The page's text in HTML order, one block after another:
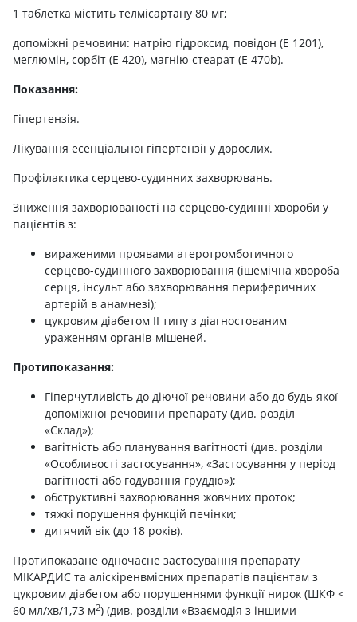
1 таблетка містить телмісартану 80 мг;
допоміжні речовини: натрію гідроксид, повідон (Е 1201),
меглюмін, сорбіт (Е 420), магнію стеарат (Е 470b).
Гіпертензія.
Лікування есенціальної гіпертензії у дорослих.
Профілактика серцево-судинних захворювань.
Зниження захворюваності на серцево-судинні хвороби у
пацієнтів з:
вираженими проявами атеротромботичного
серцево-судинного захворювання (ішемічна хвороба
серця, інсульт або захворювання периферичних
артерій в анамнезі);
цукровим діабетом ІІ типу з діагностованим
ураженням органів-мішеней.
Протипоказання:
Гіперчутливість до діючої речовини або до будь-якої
допоміжної речовини препарату (див. розділ
«Склад»);
вагітність або планування вагітності (див. розділи
«Особливості застосування», «Застосування у період
вагітності або годування груддю»);
обструктивні захворювання жовчних проток;
тяжкі порушення функцій печінки;
дитячий вік (до 18 років).
Протипоказане одночасне застосування препарату
МІКАРДИС та аліскіренвмісних препаратів пацієнтам з
цукровим діабетом або порушеннями функції нирок (ШКФ <
60 мл/хв/1,73 м2) (див. розділи «Взаємодія з іншими